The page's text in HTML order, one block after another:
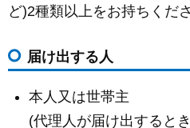
ど)2種類以上をお持ちくださ
届け出する人
本人又は世帯主
(代理人が届け出すると